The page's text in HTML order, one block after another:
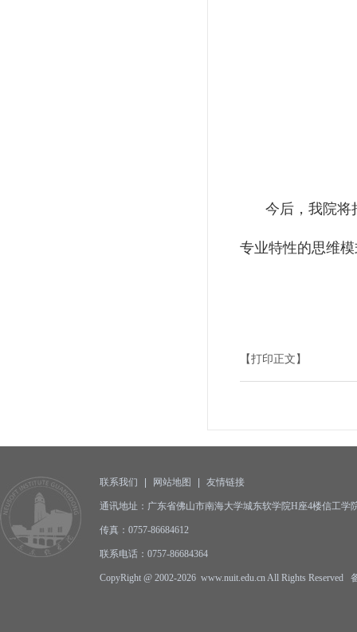
今后，我院将
专业特性的思维
【打印正文】
联系我们 网站地图 友情链接
通讯地址：广东省佛山市南海大学城东软学院H座4楼信工
传真：0757-86684612
联系电话：0757-86684364
CopyRight @ 2002-2026 www.nuit.edu.cn All Rights Reserved